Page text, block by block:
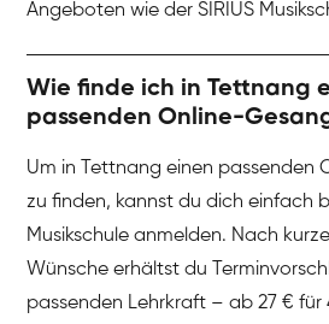
Angeboten wie der SIRIUS
Wie finde ich in Tettnang
passenden Online-
Um in Tettnang einen passenden
zu finden, kannst du dich einfach
Musikschule anmelden. Nach
Wünsche erhältst du
passenden Lehrkraft – ab 27 € für